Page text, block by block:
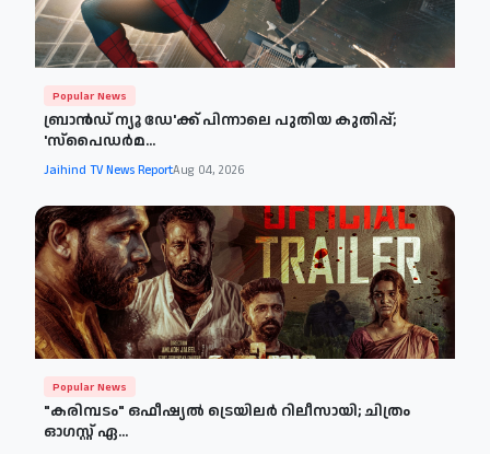
Popular News
ബ്രാൻഡ് ന്യൂ ഡേ'ക്ക് പിന്നാലെ പുതിയ കുതിപ്പ്;
'സ്‌പൈഡർമ...
Jaihind TV News ReportAug 04, 2026
Popular News
"കരിമ്പടം" ഒഫീഷ്യൽ ട്രെയിലർ റിലീസായി; ചിത്രം
ഓഗസ്റ്റ് ഏ...